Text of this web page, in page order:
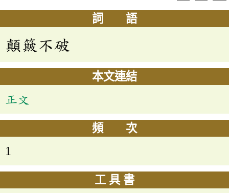
詞 語
顛簸不破
本文連結
正文
頻 次
1
工 具 書